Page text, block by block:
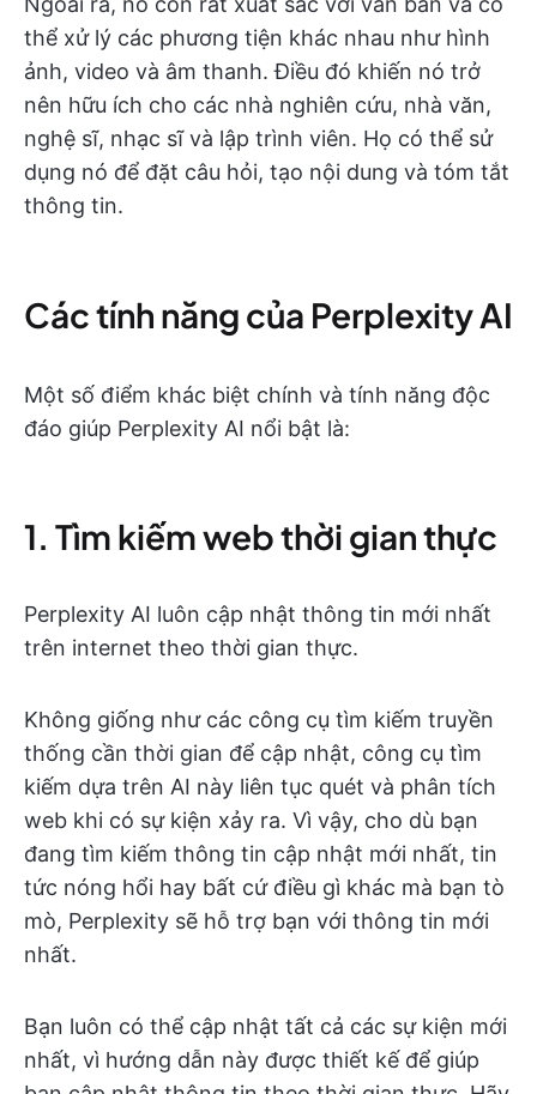
thể xử lý các phương tiện khác nhau như hình
ảnh, video và âm thanh. Điều đó khiến nó trở
nên hữu ích cho các nhà nghiên cứu, nhà văn,
nghệ sĩ, nhạc sĩ và lập trình viên. Họ có thể sử
dụng nó để đặt câu hỏi, tạo nội dung và tóm tắt
thông tin.
Các tính năng của Perplexity AI
Một số điểm khác biệt chính và tính năng độc
đáo giúp Perplexity AI nổi bật là:
1. Tìm kiếm web thời gian thực
Perplexity AI luôn cập nhật thông tin mới nhất
trên internet theo thời gian thực.
Không giống như các công cụ tìm kiếm truyền
thống cần thời gian để cập nhật, công cụ tìm
kiếm dựa trên AI này liên tục quét và phân tích
web khi có sự kiện xảy ra. Vì vậy, cho dù bạn
đang tìm kiếm thông tin cập nhật mới nhất, tin
tức nóng hổi hay bất cứ điều gì khác mà bạn tò
mò, Perplexity sẽ hỗ trợ bạn với thông tin mới
nhất.
Bạn luôn có thể cập nhật tất cả các sự kiện mới
nhất, vì hướng dẫn này được thiết kế để giúp